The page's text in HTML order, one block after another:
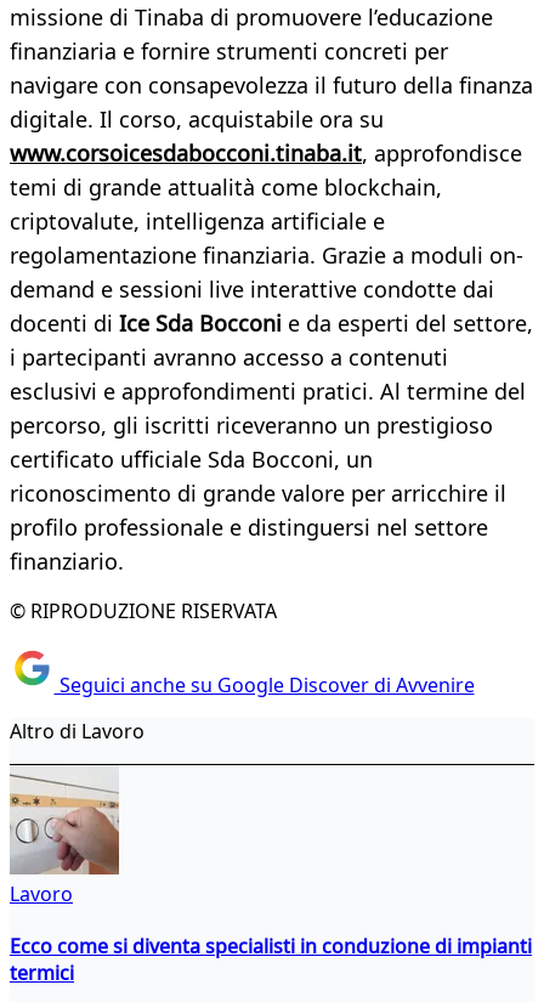
missione di Tinaba di promuovere l’educazione
finanziaria e fornire strumenti concreti per
navigare con consapevolezza il futuro della finanza
digitale. Il corso, acquistabile ora su
www.corsoicesdabocconi.tinaba.it, approfondisce
temi di grande attualità come blockchain,
criptovalute, intelligenza artificiale e
regolamentazione finanziaria. Grazie a moduli on-
demand e sessioni live interattive condotte dai
docenti di Ice Sda Bocconi e da esperti del settore,
i partecipanti avranno accesso a contenuti
esclusivi e approfondimenti pratici. Al termine del
percorso, gli iscritti riceveranno un prestigioso
certificato ufficiale Sda Bocconi, un
riconoscimento di grande valore per arricchire il
profilo professionale e distinguersi nel settore
finanziario.
© RIPRODUZIONE RISERVATA
Seguici anche su Google Discover di Avvenire
Altro di Lavoro
Lavoro
Ecco come si diventa specialisti in conduzione di impianti
termici